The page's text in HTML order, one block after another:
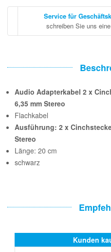
Service für
schreiben Sie uns
Audio Adapterkabel 2 x
6,35 mm Stereo
Flachkabel
Ausführung: 2 x
Stereo
Länge: 20 cm
schwarz
Kunden